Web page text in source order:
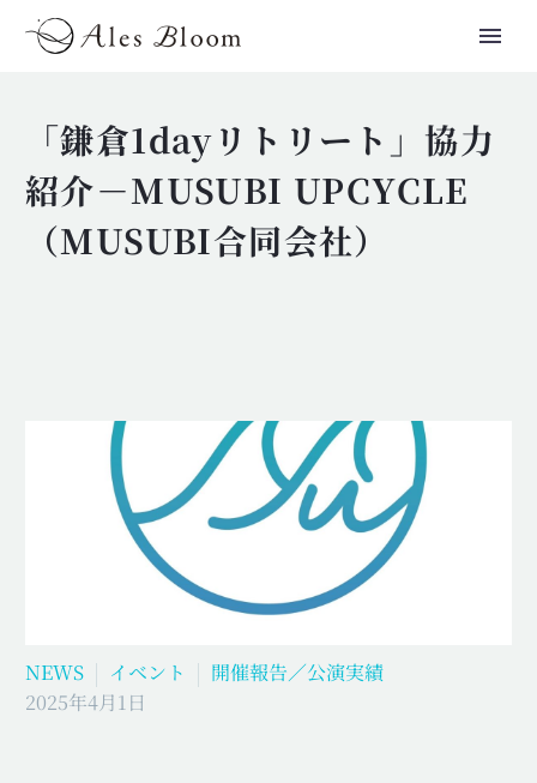
「鎌倉1dayリトリート」協力
紹介－MUSUBI UPCYCLE
（MUSUBI合同会社）
NEWS イベント
開催報告／公演実績
2025年4月1日